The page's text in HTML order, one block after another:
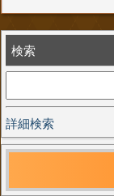
検索
詳細検索